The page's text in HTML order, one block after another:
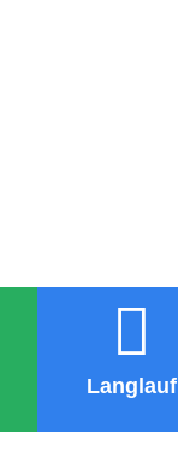
Langlauf